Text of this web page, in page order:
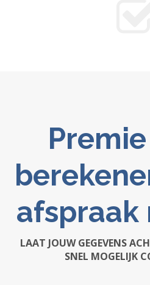
afspraak
LAAT JOUW GEGEVENS
SNEL MOGELIJK